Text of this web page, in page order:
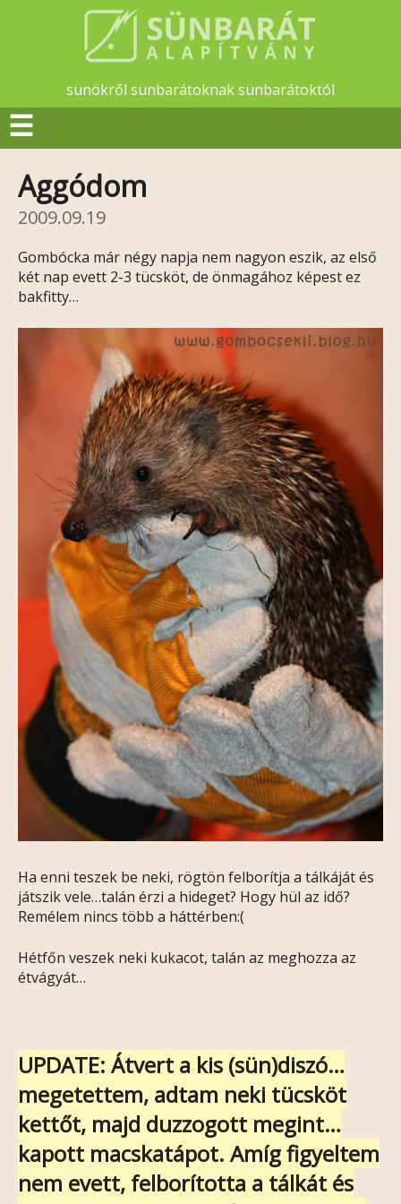
sünökről sünbarátoknak sünbarátoktól
☰
Aggódom
2009.09.19
Gombócka már négy napja nem nagyon eszik, az első
két nap evett 2-3 tücsköt, de önmagához képest ez
bakfitty…
Ha enni teszek be neki, rögtön felborítja a tálkáját és
játszik vele…talán érzi a hideget? Hogy hül az idő?
Remélem nincs több a háttérben:(
Hétfőn veszek neki kukacot, talán az meghozza az
étvágyát…
UPDATE: Átvert a kis (sün)diszó…
megetettem, adtam neki tücsköt
kettőt, majd duzzogott megint…
kapott macskatápot. Amíg figyeltem
nem evett, felborította a tálkát és